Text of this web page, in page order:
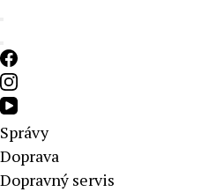
Správy
Doprava
Dopravný servis